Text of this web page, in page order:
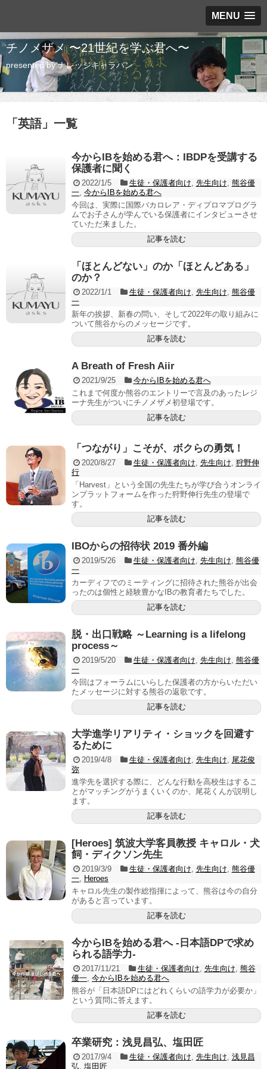
MENU
チノメザメ 〜21世紀を学ぶ君へ〜
presented by ナレッジキャラバン
「 英語」 一覧
今からIBを始める君へ：IBDPを受講する
保護者に聞く
2022/1/5 生徒・保護者向け 先生向け 熊谷優
一 今からIBを始める君へ
今回は、実際に国際バカロレア・ディプロマプログラ
ムでお子さんが学んでいる保護者にインタビューさせ
ていただ来ました。
記事を読む
「ほとんどない」のか「ほとんどある」
のか？
2022/1/1 生徒・保護者向け 先生向け 熊谷優
一
新年の挨拶、新春の問い、そして2022年の取り組みに
ついて熊谷からのメッセージです。
記事を読む
A Breath of Fresh Aiir
2021/9/25
今からIBを始める君へ
これまで何度か熊谷のエントリーで言及のあったレジ
ーナ先生がついにチノメザメ初登場です。
記事を読む
「つながり」こそが、ボクらの勇気！
2020/8/27 生徒・保護者向け 先生向け 狩野伸
行
「Harvest」という全国の先生たちが学び合うオンライ
ンプラットフォームを作った狩野伸行先生の登場で
す。
記事を読む
IBOからの招待状 2019 番外編
2019/5/26 生徒・保護者向け 先生向け 熊谷優
一
カーディフでのミーティングに招待された熊谷が出会
ったのは個性と経験豊かなIBの教育者たちでした。
記事を読む
脱・出口戦略 ～Learning is a lifelong
process～
2019/5/20 生徒・保護者向け 先生向け 熊谷優
一
今回はフォーラムにいらした保護者の方からいただい
たメッセージに対する熊谷の返歌です。
記事を読む
大学進学リアリティ・ショックを回避す
るために
2019/4/8 生徒・保護者向け 先生向け
尾花俊
弥
進学先を選択する際に、どんな行動を高校生はするこ
とがマッチングがうまくいくのか、尾花くんが説明し
ます。
記事を読む
[Heroes] 筑波大学客員教授 キャロル・犬
飼・ディクソン先生
2019/3/9 生徒・保護者向け 先生向け 熊谷優
一
Heroes
キャロル先生の製作総指揮によって、熊谷は今の自分
があると言っています。
記事を読む
今からIBを始める君へ -日本語DPで求め
られる語学力-
2017/11/21 生徒・保護者向け 先生向け 熊谷
優一 今からIBを始める君へ
熊谷が「日本語DPにはどれくらいの語学力が必要か」
という質問に答えます。
記事を読む
卒業研究：浅見昌弘、塩田匠
2017/9/4 生徒・保護者向け 先生向け 浅見昌
弘 塩田匠